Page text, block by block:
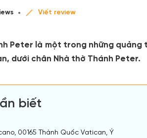
Viết review
Peter là một trong những
dưới chân Nhà thờ Thánh Peter.
biết
00165 Thành Quốc Vatican, Ý